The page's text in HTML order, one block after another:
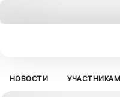
НОВОСТИ УЧАСТНИКАМ